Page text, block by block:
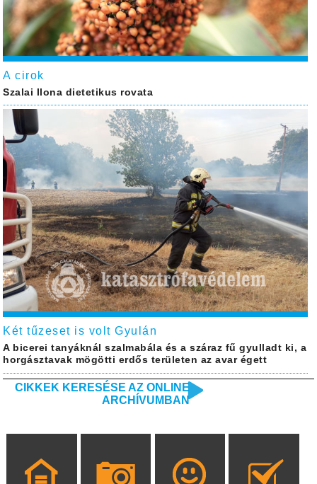
A cirok
Szalai Ilona dietetikus rovata
Két tűzeset is volt Gyulán
A bicerei tanyáknál szalmabála és a száraz fű gyulladt ki, a
horgásztavak mögötti erdős területen az avar égett
CIKKEK KERESÉSE AZ ONLINE
ARCHÍVUMBAN